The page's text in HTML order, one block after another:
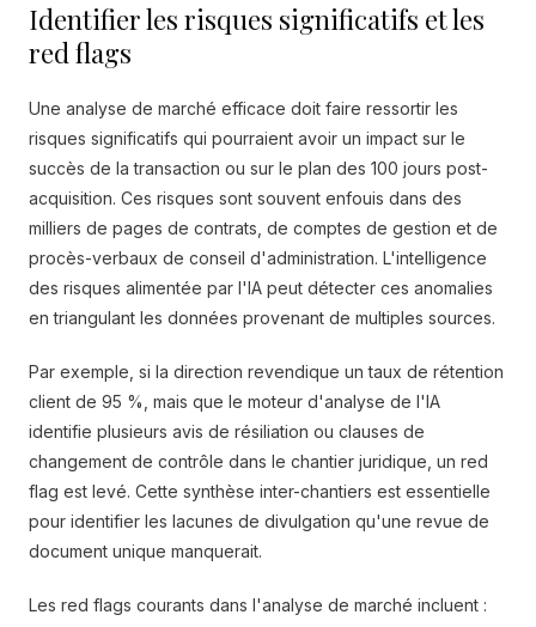
Identifier les risques significatifs et les
red flags
Une analyse de marché efficace doit faire ressortir les
risques significatifs qui pourraient avoir un impact sur le
succès de la transaction ou sur le plan des 100 jours post-
acquisition. Ces risques sont souvent enfouis dans des
milliers de pages de contrats, de comptes de gestion et de
procès-verbaux de conseil d'administration. L'intelligence
des risques alimentée par l'IA peut détecter ces anomalies
en triangulant les données provenant de multiples sources.
Par exemple, si la direction revendique un taux de rétention
client de 95 %, mais que le moteur d'analyse de l'IA
identifie plusieurs avis de résiliation ou clauses de
changement de contrôle dans le chantier juridique, un red
flag est levé. Cette synthèse inter-chantiers est essentielle
pour identifier les lacunes de divulgation qu'une revue de
document unique manquerait.
Les red flags courants dans l'analyse de marché incluent :